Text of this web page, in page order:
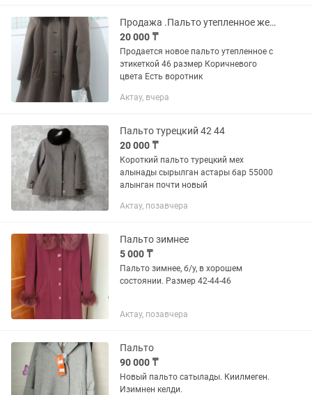
Продажа .Пальто утепленное женское
20 000 ₸
Продается новое пальто утепленное с
этикеткой 46 размер Коричневого
цвета Есть воротник
Актау, вчера
Пальто турецкий 42 44
20 000 ₸
Короткий пальто турецкий мех
алынады сырылган астары бар 55000
алынган почти новый
Актау, позавчера
Пальто зимнее
5 000 ₸
Пальто зимнее, б/у, в хорошем
состоянии. Размер 42-44-46
Актау, позавчера
Пальто
90 000 ₸
Новый пальто сатылады. Киилмеген.
Изимнен келди.